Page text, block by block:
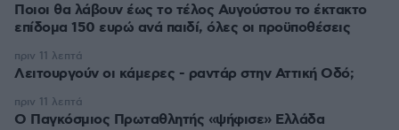
Ποιοι θα λάβουν έως το τέλος Αυγούστου το έκτακτο
επίδομα 150 ευρώ ανά παιδί, όλες οι προϋποθέσεις
Λειτουργούν οι κάμερες - ραντάρ στην Αττική Οδό;
πριν 11 λεπτά
Ο Παγκόσμιος Πρωταθλητής «ψήφισε» Ελλάδα
πριν 11 λεπτά